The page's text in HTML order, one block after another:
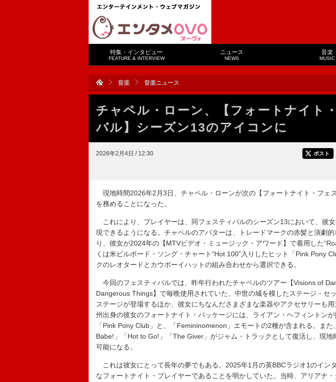
特集・インタビュー
FEATURE & INTERVIEW
ニュース
NEWS
音楽
MUSIC
音楽 音楽ニュース
チャペル・ローン、【フォートナイト
バル】シーズン13のアイコンに
2026年2月4日 / 12:30 ポスト
現地時間2026年2月3日、チャペル・ローンが次の【フォートナイト・フェ
を務めることになった。
これにより、プレイヤーは、同フェスティバルのシーズン13において、彼
現できるようになる。チャペルのアバターは、トレードマークの赤髪と演劇
り、彼女が2024年の【MTVビデオ・ミュージック・アワード】で着用した
くは米ビルボード・ソング・チャート“Hot 100”入りしたヒット「Pink Pony
クのレオタードとカウボーイハットの組み合わせから選択できる。
今回のフェスティバルでは、昨年行われたチャペルのツアー【Visions of
Dangerous Things】で毎晩使用されていた、中世の城を模したステージ・セ
ステージが登場するほか、彼女にちなんださまざまな楽器やアクセサリーも
州出身の彼女のフォートナイト・パッケージには、ライアン・ヘフィントン
「Pink Pony Club」と、「Femininomenon」エモートの2種が含まれる。また
Babe!」「Hot to Go!」「The Giver」がジャム・トラックとして復活し、現地
可能になる。
これは彼女にとって長年の夢でもある。2025年1月の英BBCラジオ1のイン
なフォートナイト・プレイヤーであることを明かしていた。当時、アリアナ